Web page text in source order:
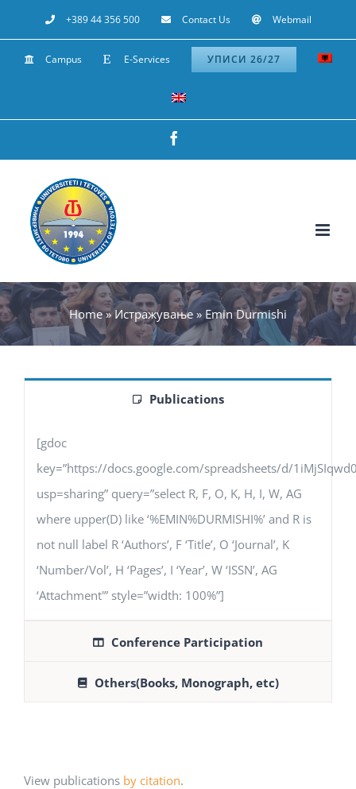
to
content
+389 44 356 500 Contact Us Webmail
Campus E-Services УПИСИ 26/27
Home» Истражување » Emin Durmishi
Publications
[gdoc
key=”https://docs.google.com/spreadsheets/d/
usp=sharing” query=”select R, F, O, K, H, I, W, AG
where upper(D) like ‘%EMIN%DURMISHI%’ and R is
not null label R ‘Authors’, F ‘Title’, O ‘Journal’, K
‘Number/Vol’, H ‘Pages’, I ‘Year’, W ‘ISSN’, AG
‘Attachment'” style=”width: 100%”]
Conference Participation
Others(Books, Monograph, etc)
View publications by citation.